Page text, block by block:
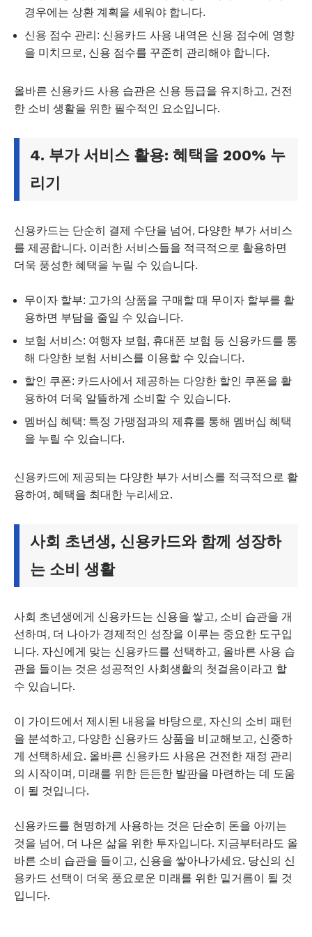
경우에는 상환 계획을 세워야 합니다.
신용 점수 관리: 신용카드 사용 내역은 신용 점수에 영향
을 미치므로, 신용 점수를 꾸준히 관리해야 합니다.
올바른 신용카드 사용 습관은 신용 등급을 유지하고, 건전
한 소비 생활을 위한 필수적인 요소입니다.
4. 부가 서비스 활용: 혜택을 200% 누
리기
신용카드는 단순히 결제 수단을 넘어, 다양한 부가 서비스
를 제공합니다. 이러한 서비스들을 적극적으로 활용하면
더욱 풍성한 혜택을 누릴 수 있습니다.
무이자 할부: 고가의 상품을 구매할 때 무이자 할부를 활
용하면 부담을 줄일 수 있습니다.
보험 서비스: 여행자 보험, 휴대폰 보험 등 신용카드를 통
해 다양한 보험 서비스를 이용할 수 있습니다.
할인 쿠폰: 카드사에서 제공하는 다양한 할인 쿠폰을 활
용하여 더욱 알뜰하게 소비할 수 있습니다.
멤버십 혜택: 특정 가맹점과의 제휴를 통해 멤버십 혜택
을 누릴 수 있습니다.
신용카드에 제공되는 다양한 부가 서비스를 적극적으로 활
용하여, 혜택을 최대한 누리세요.
사회 초년생, 신용카드와 함께 성장하
는 소비 생활
사회 초년생에게 신용카드는 신용을 쌓고, 소비 습관을 개
선하며, 더 나아가 경제적인 성장을 이루는 중요한 도구입
니다. 자신에게 맞는 신용카드를 선택하고, 올바른 사용 습
관을 들이는 것은 성공적인 사회생활의 첫걸음이라고 할
수 있습니다.
이 가이드에서 제시된 내용을 바탕으로, 자신의 소비 패턴
을 분석하고, 다양한 신용카드 상품을 비교해보고, 신중하
게 선택하세요. 올바른 신용카드 사용은 건전한 재정 관리
의 시작이며, 미래를 위한 든든한 발판을 마련하는 데 도움
이 될 것입니다.
신용카드를 현명하게 사용하는 것은 단순히 돈을 아끼는
것을 넘어, 더 나은 삶을 위한 투자입니다. 지금부터라도 올
바른 소비 습관을 들이고, 신용을 쌓아나가세요. 당신의 신
용카드 선택이 더욱 풍요로운 미래를 위한 밑거름이 될 것
입니다.